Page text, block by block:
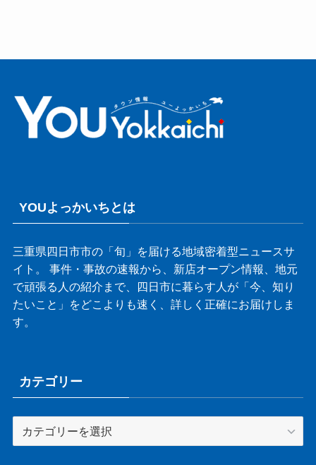
YOUよっかいちとは
三重県四日市市の「旬」を届ける地域密着型ニュースサ
イト。 事件・事故の速報から、新店オープン情報、地元
で頑張る人の紹介まで、四日市に暮らす人が「今、知り
たいこと」をどこよりも速く、詳しく正確にお届けしま
す。
カテゴリー
テ